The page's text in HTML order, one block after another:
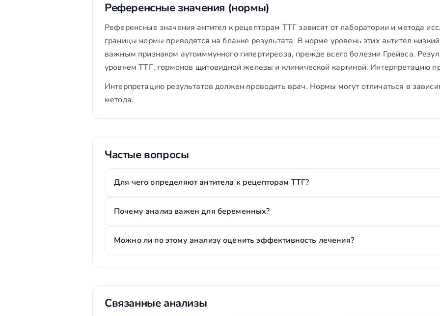
Референсные значения (нормы)
Референсные значения антител к рецепторам ТТГ зависят от лаборатории и метода
границы нормы приводятся на бланке результата. В норме уровень этих антител
важным признаком аутоиммунного гипертиреоза, прежде всего болезни Грейвса.
уровнем ТТГ, гормонов щитовидной железы и клинической картиной. Интерпретацию
Интерпретацию результатов должен проводить врач. Нормы могут отличаться в
метода.
Частые вопросы
Для чего определяют антитела к рецепторам ТТГ?
Почему анализ важен для беременных?
Можно ли по этому анализу оценить эффективность лечения?
Связанные анализы